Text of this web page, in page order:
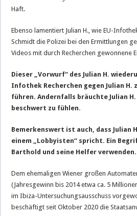
Haft.
Ebenso lamentiert Julian H., wie EU-
Schmidt die Polizei bei den Ermittlungen
Videos mit durch Recherchen gewonnene
Dieser „Vorwurf“ des Julian H.
Infothek Recherchen gegen Julian H.
führen. Andernfalls bräuchte Julian
beschwert zu fühlen.
Bemerkenswert ist auch, dass Julian
einem „Lobbyisten“ spricht. Ein
Barthold und seine Helfer verwenden.
Dem ehemaligen Wiener großen
(Jahresgewinn bis 2014 etwa ca. 5
im Ibiza-Untersuchungsausschuss
beschäftigt seit Oktober 2020 die